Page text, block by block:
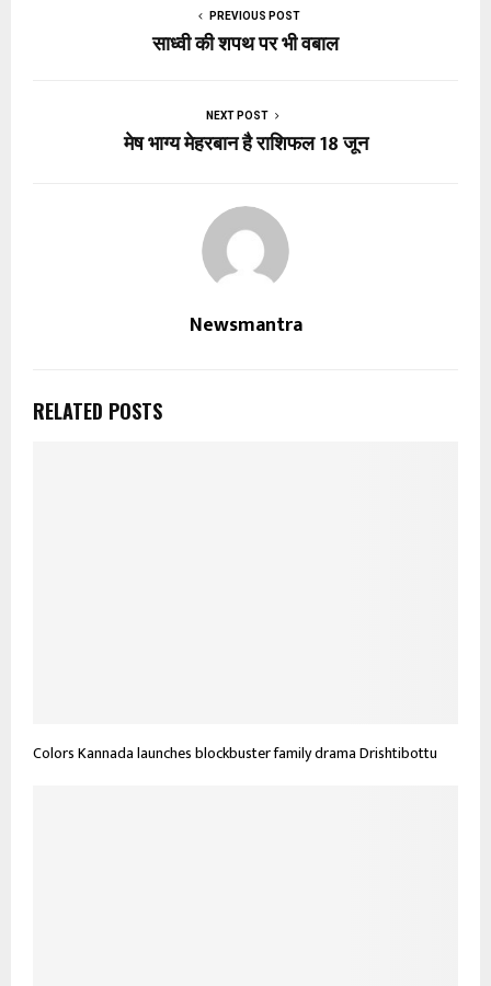
PREVIOUS POST
साध्वी की शपथ पर भी वबाल
NEXT POST
मेष भाग्य मेहरबान है राशिफल 18 जून
Newsmantra
RELATED POSTS
Colors Kannada launches blockbuster family drama Drishtibottu